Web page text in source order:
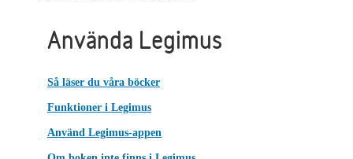
Använda Legimus
Så läser du våra böcker
Funktioner i Legimus
Använd Legimus-appen